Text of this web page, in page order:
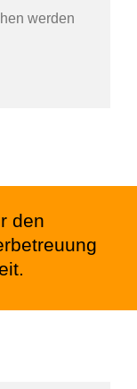
werden
den